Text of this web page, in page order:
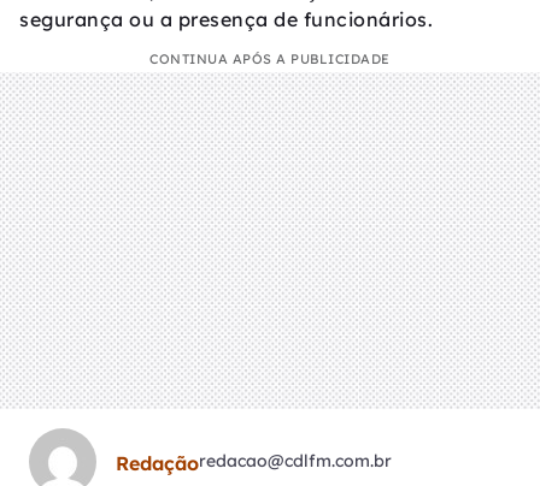
segurança ou a presença de funcionários.
CONTINUA APÓS A PUBLICIDADE
Redaçãoredacao@cdlfm.com.br